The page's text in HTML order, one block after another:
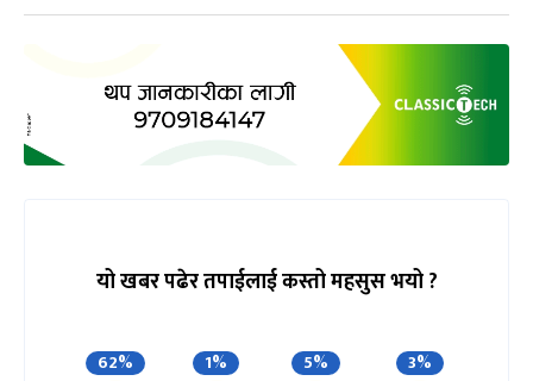
यो खबर पढेर तपाईलाई कस्तो महसुस भयो ?
62% 1% 5% 3%